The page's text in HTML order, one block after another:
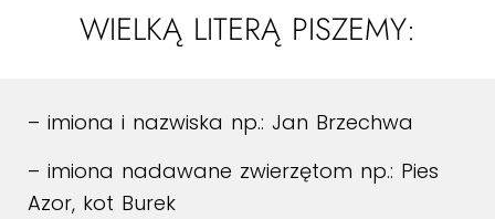
WIELKĄ LITERĄ PISZEMY:
– imiona i nazwiska np.: Jan Brzechwa
– imiona nadawane zwierzętom np.: Pies
Azor, kot Burek